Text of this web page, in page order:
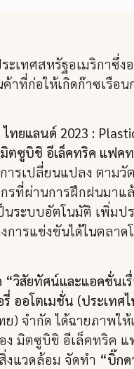
เทศสหรัฐอเมริกาซึ่ง
าที่ก่อให้เกิดก๊าซเรือ
ทยแลนด์ 2023 :
ตซูบิชิ อีเล็คทริค แฟคท
ารเปลี่ยนแปลง ตาม
ที่ผ่านการฝึกฝนมาแ
ระบบอัตโนมัติ เพิ่มป
ารแข่งขันได้ในตลา
“วิสัยทัศน์และแอคชั่นเ
อโตเมชั่น (ประเทศไ
) จำกัด ได้ฉายภาพใ
มิตซูบิชิ อีเล็คทริค แฟ
งแวดล้อม จัดทำ “บิ๊กด